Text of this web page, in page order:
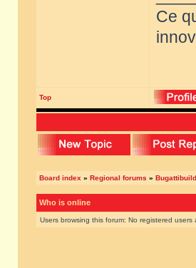
Ce
Top
Board index » Regional forums »
Who is online
Users browsing this forum: No registered users